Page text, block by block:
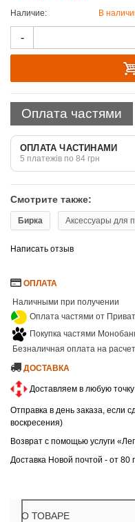
Наличие:
В
-
Оплата частями
ОПЛАТА ЧАСТИНАМИ
5 платежів по 84 грн
Смотрите также:
Бирка Аксессуары для
Написать отзыв
ОПЛАТА
Наличными при получении
Оплата частями от
Покупка частями
Безналичная оплата на
ДОСТАВКА
Доставляем в любую
Отправка в день заказа, если
воскресения)
Возврат с помощью услуги
Доставка Новой почтой - от 80
О ТОВАРЕ